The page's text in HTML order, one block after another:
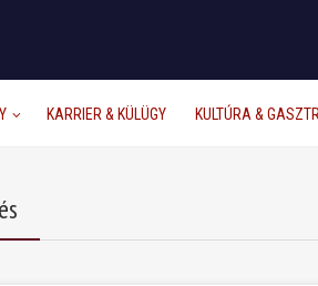
KARRIER & KÜLÜGY KULTÚRA &